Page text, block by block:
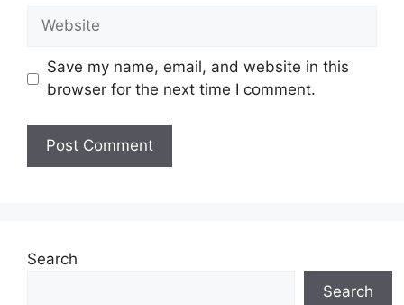
Website
Save my name, email, and website in this
browser for the next time I comment.
Search
Search